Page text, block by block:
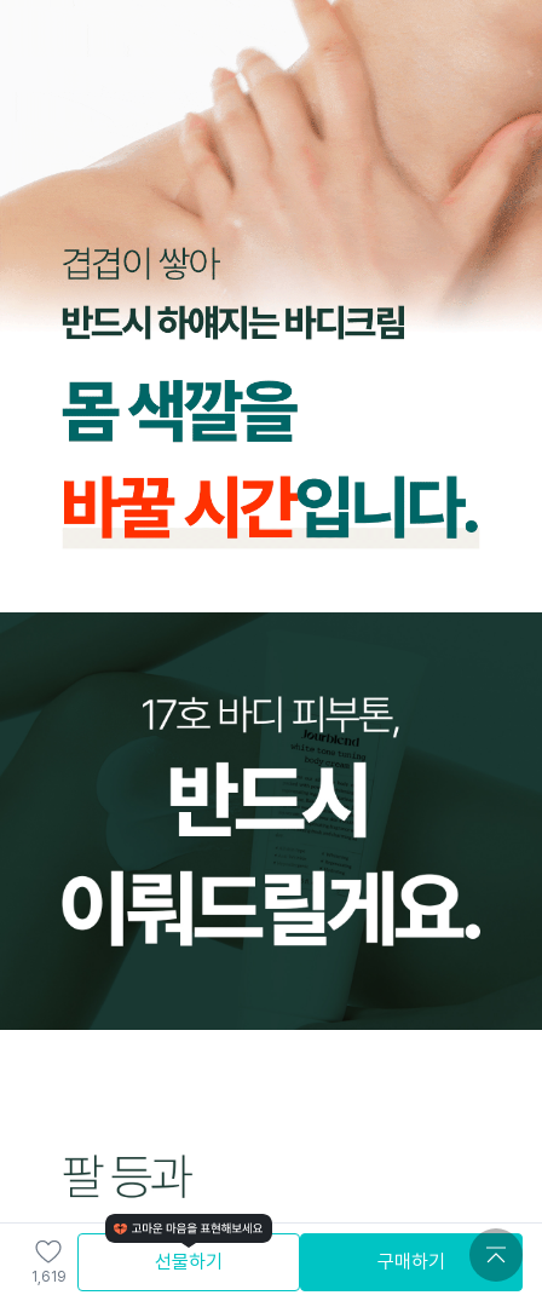
1,619
선물하기 구매하기